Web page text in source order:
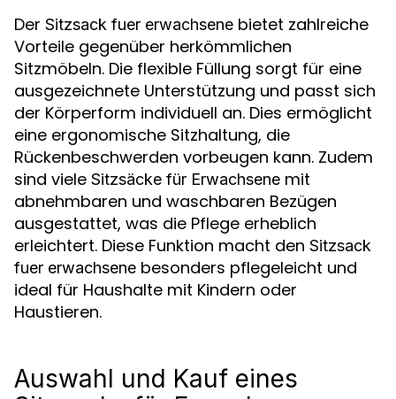
Der Sitzsack fuer erwachsene bietet zahlreiche
Vorteile gegenüber herkömmlichen
Sitzmöbeln. Die flexible Füllung sorgt für eine
ausgezeichnete Unterstützung und passt sich
der Körperform individuell an. Dies ermöglicht
eine ergonomische Sitzhaltung, die
Rückenbeschwerden vorbeugen kann. Zudem
sind viele Sitzsäcke für Erwachsene mit
abnehmbaren und waschbaren Bezügen
ausgestattet, was die Pflege erheblich
erleichtert. Diese Funktion macht den Sitzsack
fuer erwachsene besonders pflegeleicht und
ideal für Haushalte mit Kindern oder
Haustieren.
Auswahl und Kauf eines